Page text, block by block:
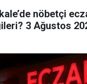
nöbetçi
hangileri? 3 Ağustos